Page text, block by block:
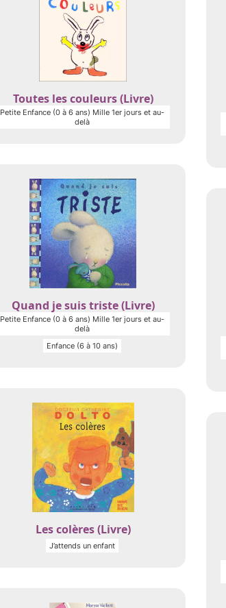
Toutes les couleurs (Livre)
Petite Enfance (0 à 6 ans) Mille 1er jours et au-
delà
Quand je suis triste (Livre)
Petite Enfance (0 à 6 ans) Mille 1er jours et au-
delà
Enfance (6 à 10 ans)
Les colères (Livre)
J’attends un enfant